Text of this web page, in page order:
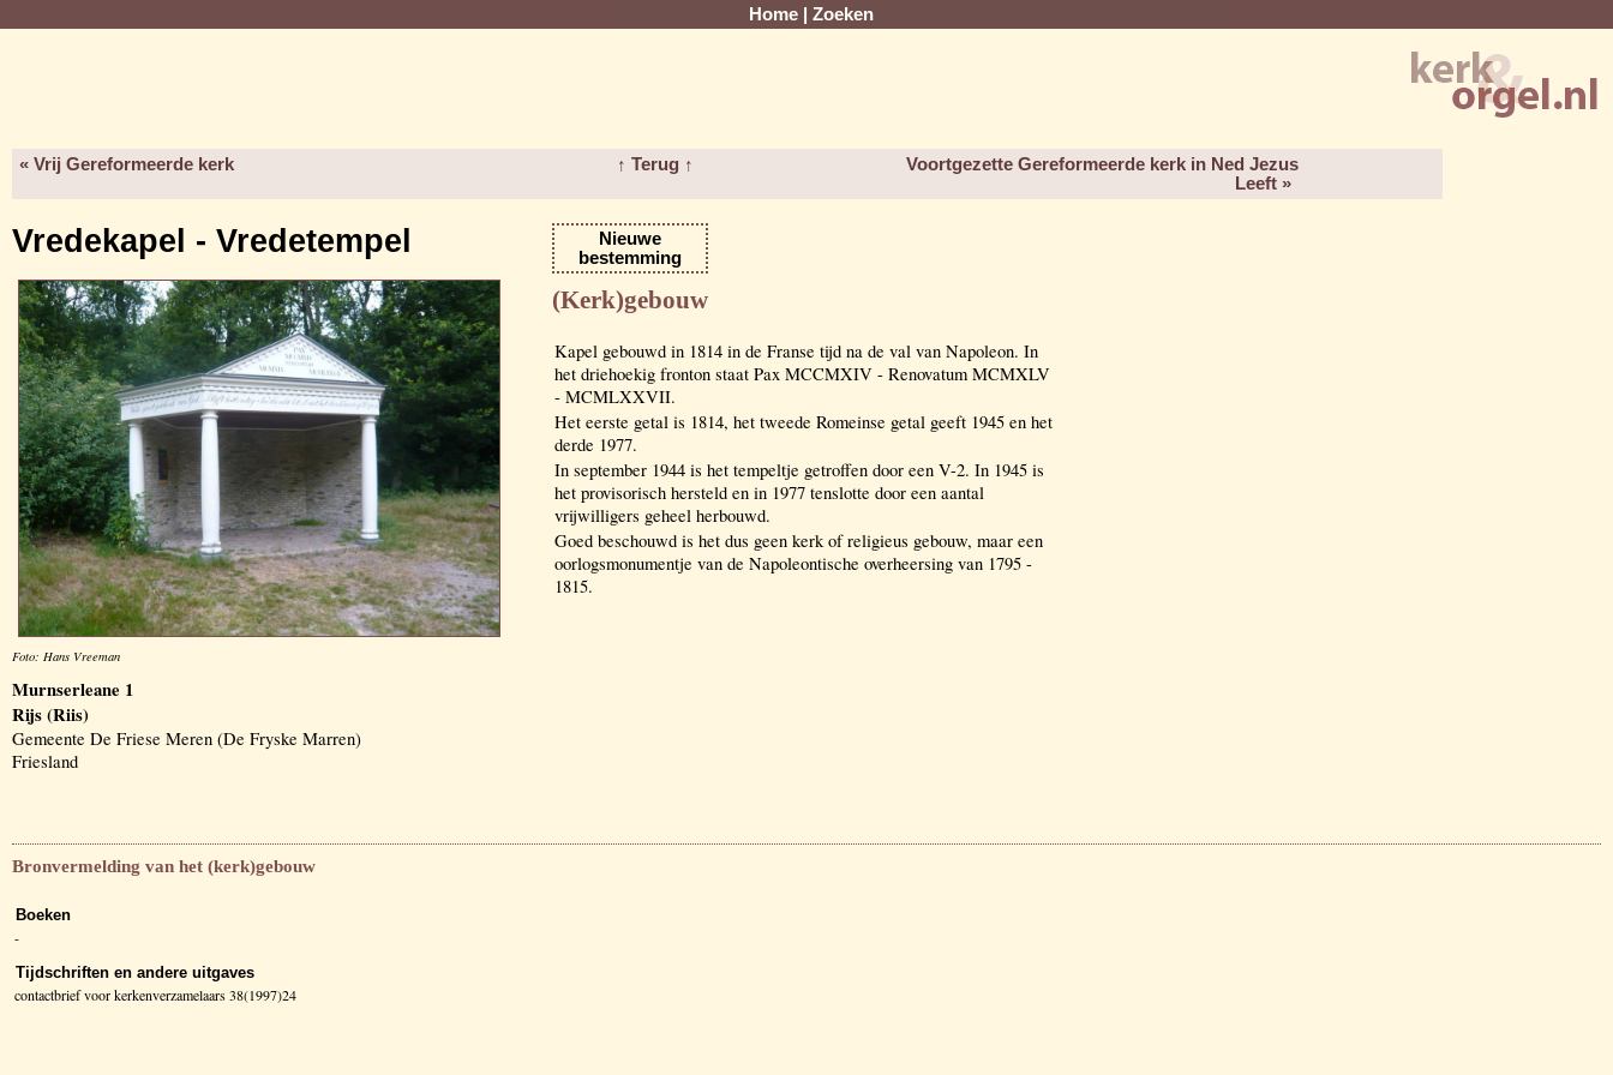
Home Zoeken
« Vrij Gereformeerde kerk ↑ Terug ↑
Voortgezette Gereformeerde kerk in Ned Jezus
Leeft »
Vredekapel - Vredetempel
Nieuwe
bestemming
Foto: Hans Vreeman
Murnserleane 1
Rijs (Riis)
Gemeente De Friese Meren (De Fryske Marren)
Friesland
(Kerk)gebouw
Kapel gebouwd in 1814 in de Franse tijd na de val van Napoleon. In
het driehoekig fronton staat Pax MCCMXIV - Renovatum MCMXLV
- MCMLXXVII.
Het eerste getal is 1814, het tweede Romeinse getal geeft 1945 en het
derde 1977.
In september 1944 is het tempeltje getroffen door een V-2. In 1945 is
het provisorisch hersteld en in 1977 tenslotte door een aantal
vrijwilligers geheel herbouwd.
Goed beschouwd is het dus geen kerk of religieus gebouw, maar een
oorlogsmonumentje van de Napoleontische overheersing van 1795 -
1815.
Bronvermelding van het (kerk)gebouw
Boeken
-
Tijdschriften en andere uitgaves
contactbrief voor kerkenverzamelaars 38(1997)24